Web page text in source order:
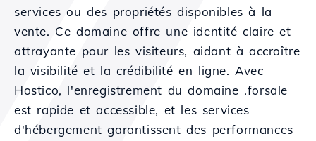
services ou des propriétés disponibles à la
vente. Ce domaine offre une identité claire et
attrayante pour les visiteurs, aidant à accroître
la visibilité et la crédibilité en ligne. Avec
Hostico, l'enregistrement du domaine .forsale
est rapide et accessible, et les services
d'hébergement garantissent des performances